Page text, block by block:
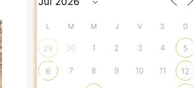
L M M J V S D
29 30 1 2 3 4 5
6 7 8 9 10 11 12